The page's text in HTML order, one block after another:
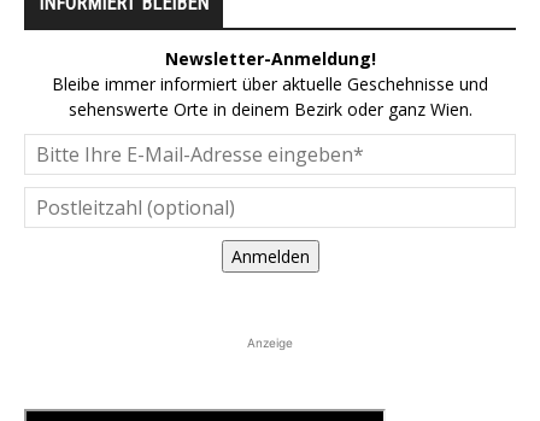
Newsletter-Anmeldung!
Bleibe immer informiert über aktuelle Geschehnisse und
sehenswerte Orte in deinem Bezirk oder ganz Wien.
Anmelden
Anzeige